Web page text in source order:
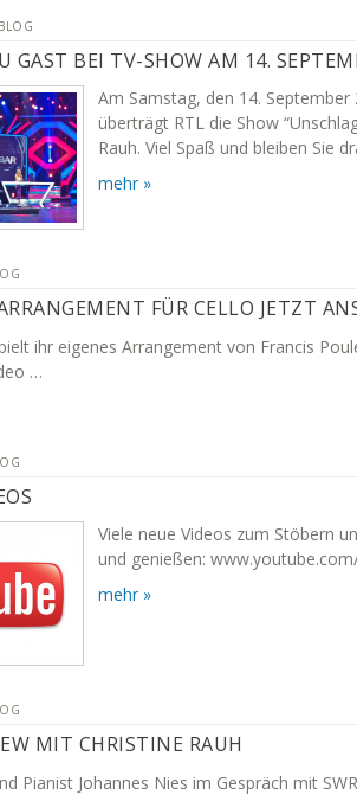
GAST BEI TV-SHOW AM 14.
Am Samstag, den 14. September
überträgt RTL die Show
Rauh. Viel Spaß und bleiben Sie
mehr »
FÜR CELLO JETZT
ihr eigenes Arrangement von Francis
…
Viele neue Videos zum Stöbern
und genießen:
mehr »
MIT CHRISTINE RAUH
Pianist Johannes Nies im Gespräch mit